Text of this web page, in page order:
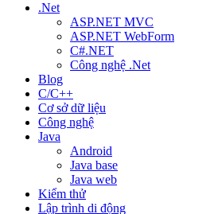
.Net
ASP.NET MVC
ASP.NET WebForm
C#.NET
Công nghệ .Net
Blog
C/C++
Cơ sở dữ liệu
Công nghệ
Java
Android
Java base
Java web
Kiểm thử
Lập trình di động